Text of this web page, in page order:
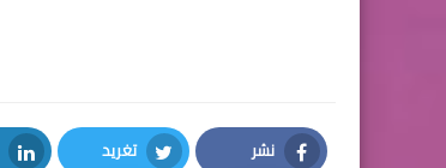
نشر تغريد